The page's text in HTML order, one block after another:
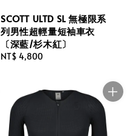
SCOTT ULTD SL 無極限系
列男性超輕量短袖車衣
〔深藍/杉木紅〕
Regular
NT$ 4,800